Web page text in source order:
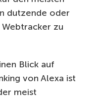
dutzende oder
zu
Blick auf
von Alexa ist
meist